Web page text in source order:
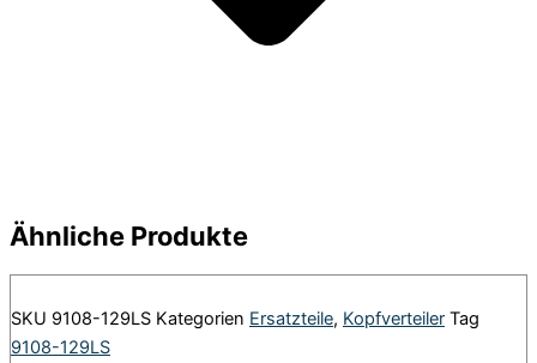
Ähnliche Produkte
SKU 9108-129LS Kategorien Ersatzteile, Kopfverteiler Tag
9108-129LS